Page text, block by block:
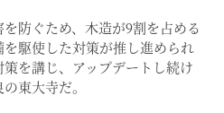
防ぐため、木造が9割を占める
駆使した対策が推し進められ
を講じ、アップデートし続け
東大寺だ。